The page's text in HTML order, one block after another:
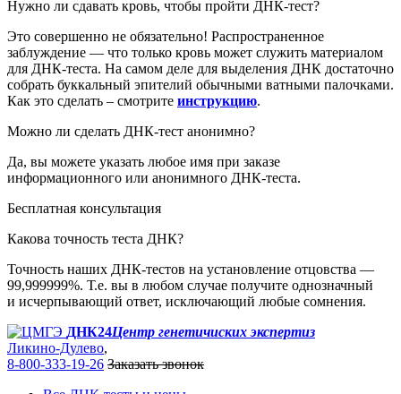
Нужно ли сдавать кровь, чтобы пройти ДНК-тест?
Это совершенно не обязательно! Распространенное
заблуждение — что только кровь может служить материалом
для ДНК-теста. На самом деле для выделения ДНК достаточно
собрать буккальный эпителий обычными ватными палочками.
Как это сделать – смотрите инструкцию.
Можно ли сделать ДНК-тест анонимно?
Да, вы можете указать любое имя при заказе
информационного или анонимного ДНК-теста.
Бесплатная консультация
Какова точность теста ДНК?
Точность наших ДНК-тестов на установление отцовства —
99,999999%. Т.е. вы в любом случае получите однозначный
и исчерпывающий ответ, исключающий любые сомнения.
ДНК24Центр генетичиских экспертиз
Ликино-Дулево,
8-800-333-19-26 Заказать звонок